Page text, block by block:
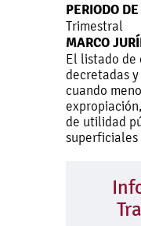
PERIODO
Trimestral
MARCO
El listado de
decretadas
cuando
de utilidad
superficiales